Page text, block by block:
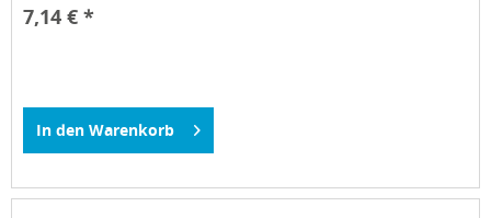
7,14 € *
In den Warenkorb